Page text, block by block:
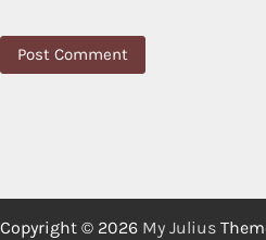
Copyright © 2026 My Julius